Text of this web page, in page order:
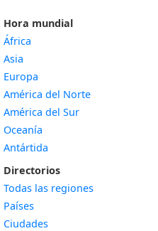
Hora mundial
África
Asia
Europa
América del Norte
América del Sur
Oceanía
Antártida
Directorios
Todas las regiones
Países
Ciudades